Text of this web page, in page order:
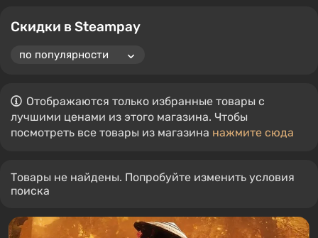
Скидки в Steampay
Отображаются только избранные товары с
лучшими ценами из этого магазина. Чтобы
посмотреть все товары из магазина нажмите сюда
Товары не найдены. Попробуйте изменить условия
поиска